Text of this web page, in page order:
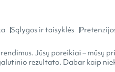
Sąlygos ir taisyklės
Jūsų poreikiai – mūsų
rezultato. Dabar kaip